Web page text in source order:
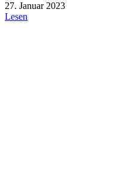
27. Januar 2023
Lesen